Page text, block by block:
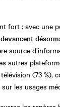
fort : avec une
source
autres
(73 %),
les usages